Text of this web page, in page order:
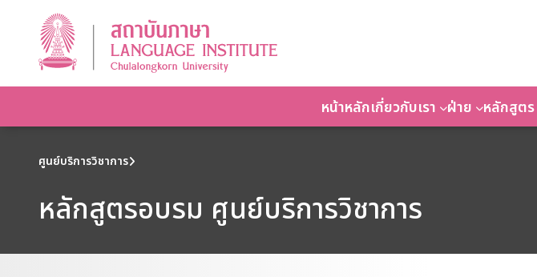
หน้าหลักเกี่ยวกับเรา ฝ่าย หลักสูตร
ศูนย์บริการวิชาการ
หลักสูตรอบรม ศูนย์บริการวิชาการ